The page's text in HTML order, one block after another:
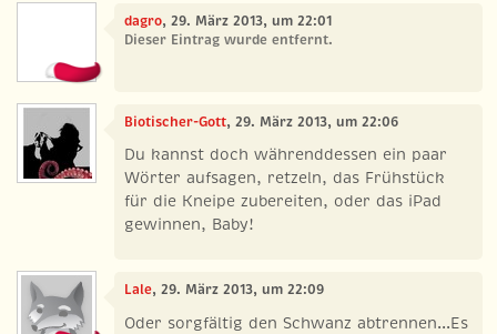
dagro, 29. März 2013, um 22:01
Dieser Eintrag wurde entfernt.
Biotischer-Gott, 29. März 2013, um 22:06
Du kannst doch währenddessen ein paar
Wörter aufsagen, retzeln, das Frühstück
für die Kneipe zubereiten, oder das iPad
gewinnen, Baby!
Lale, 29. März 2013, um 22:09
Oder sorgfältig den Schwanz abtrennen...Es